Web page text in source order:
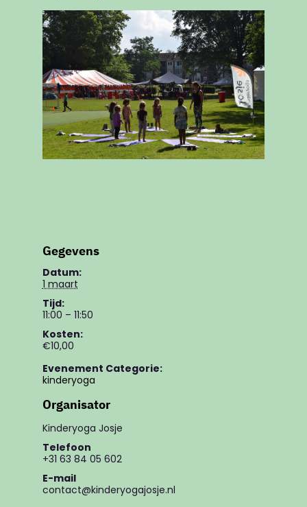
Gegevens
Datum:
1 maart
Tijd:
11:00 – 11:50
Kosten:
€10,00
Evenement Categorie:
kinderyoga
Organisator
Kinderyoga Josje
Telefoon
+31 63 84 05 602
E-mail
contact@kinderyogajosje.nl